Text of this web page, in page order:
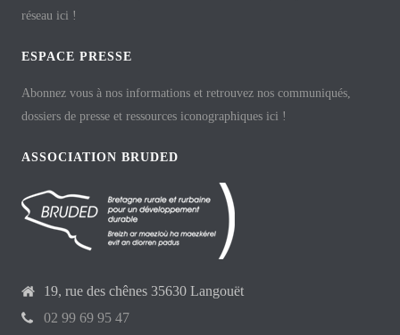
réseau ici !
ESPACE PRESSE
Abonnez vous à nos informations et retrouvez nos communiqués,
dossiers de presse et ressources iconographiques ici !
ASSOCIATION BRUDED
19, rue des chênes 35630 Langouët
02 99 69 95 47